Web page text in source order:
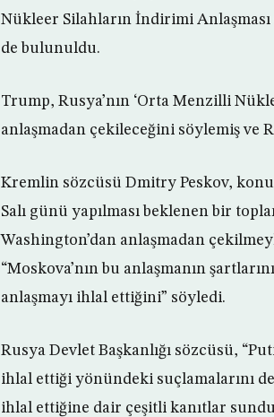
Nükleer Silahların İndirimi Anlaşması
de bulunuldu.
Trump, Rusya’nın ‘Orta Menzilli
anlaşmadan çekileceğini söylemiş ve
Kremlin sözcüsü Dmitry Peskov,
Salı günü yapılması beklenen bir
Washington’dan anlaşmadan
“Moskova’nın bu anlaşmanın
anlaşmayı ihlal ettiğini” söyledi.
Rusya Devlet Başkanlığı sözcüsü,
ihlal ettiği yönündeki suçlamalarını
ihlal ettiğine dair çeşitli kanıtlar